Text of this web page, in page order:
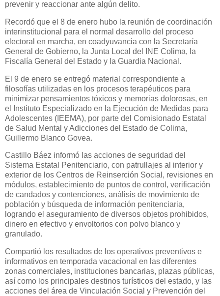
prevenir y reaccionar ante algún delito.
Recordó que el 8 de enero hubo la reunión de coordinación
interinstitucional para el normal desarrollo del proceso
electoral en marcha, en coadyuvancia con la Secretaría
General de Gobierno, la Junta Local del INE Colima, la
Fiscalía General del Estado y la Guardia Nacional.
El 9 de enero se entregó material correspondiente a
filosofías utilizadas en los procesos terapéuticos para
minimizar pensamientos tóxicos y memorias dolorosas, en
el Instituto Especializado en la Ejecución de Medidas para
Adolescentes (IEEMA), por parte del Comisionado Estatal
de Salud Mental y Adicciones del Estado de Colima,
Guillermo Blanco Govea.
Castillo Báez informó las acciones de seguridad del
Sistema Estatal Penitenciario, con patrullajes al interior y
exterior de los Centros de Reinserción Social, revisiones en
módulos, establecimiento de puntos de control, verificación
de candados y contenciones, análisis de movimiento de
población y búsqueda de información penitenciaria,
logrando el aseguramiento de diversos objetos prohibidos,
dinero en efectivo y envoltorios con polvo blanco y
granulado.
Compartió los resultados de los operativos preventivos e
informativos en temporada vacacional en las diferentes
zonas comerciales, instituciones bancarias, plazas públicas,
así como los principales destinos turísticos del estado, y las
acciones del área de Vinculación Social y Prevención del